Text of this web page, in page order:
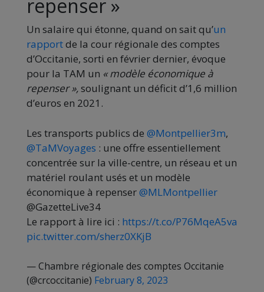
repenser »
Un salaire qui étonne, quand on sait qu’un
rapportde la cour régionale des comptes
d’Occitanie, sorti en février dernier, évoque
pour la TAM un « modèle économique à
repenser »,soulignant un déficit d’1,6 million
d’euros en 2021.
Les transports publics de @Montpellier3m,
@TaMVoyages : une offre essentiellement
concentrée sur la ville-centre, un réseau et un
matériel roulant usés et un modèle
économique à repenser@MLMontpellier
@GazetteLive34
Le rapport à lire ici : https://t.co/P76MqeA5va
pic.twitter.com/sherz0XKjB
— Chambre régionale des comptes Occitanie
(@crcoccitanie) February 8, 2023